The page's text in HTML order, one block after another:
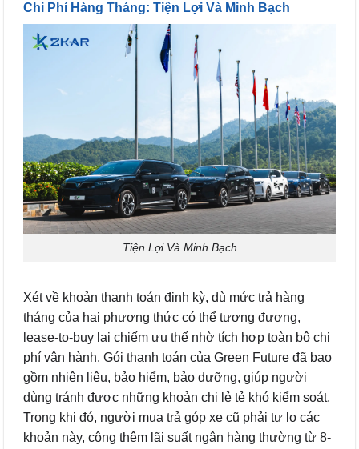
Chi Phí Hàng Tháng: Tiện Lợi Và Minh Bạch
Tiện Lợi Và Minh Bạch
Xét về khoản thanh toán định kỳ, dù mức trả hàng
tháng của hai phương thức có thể tương đương,
lease-to-buy lại chiếm ưu thế nhờ tích hợp toàn bộ chi
phí vận hành. Gói thanh toán của Green Future đã bao
gồm nhiên liệu, bảo hiểm, bảo dưỡng, giúp người
dùng tránh được những khoản chi lẻ tẻ khó kiểm soát.
Trong khi đó, người mua trả góp xe cũ phải tự lo các
khoản này, cộng thêm lãi suất ngân hàng thường từ 8-